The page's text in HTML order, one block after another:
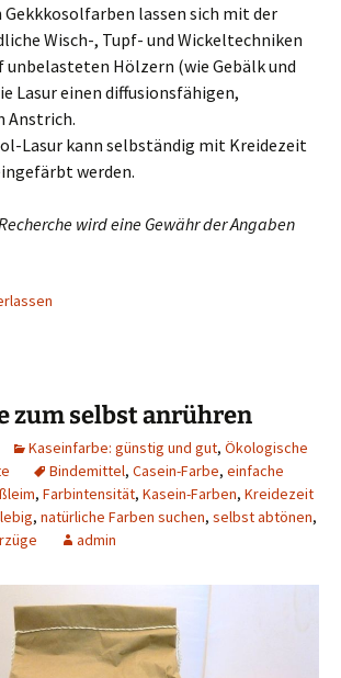
Gekkkosolfarben lassen sich mit der
Wisch-, Tupf- und Wickeltechniken
unbelasteten Hölzern (wie Gebälk und
Lasur einen diffusionsfähigen,
Anstrich.
Lasur kann selbständig mit Kreidezeit
werden.
wird eine Gewähr der Angaben
zum selbst anrühren
Kaseinfarbe: günstig und gut, Ökologische
Bindemittel, Casein-Farbe, einfache
, Farbintensität, Kasein-Farben, Kreidezeit
, natürliche Farben suchen, selbst abtönen,
admin